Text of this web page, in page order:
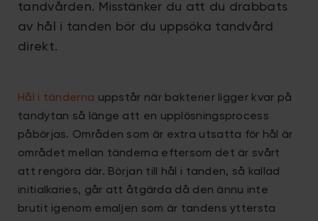
tandvården. Misstänker du att du drabbats
av hål i tanden bör du uppsöka tandvård
direkt.
Hål i tänderna uppstår när bakterier ligger kvar på
tandytan så länge att en upplösningsprocess
påbörjas. Områden som är extra utsatta för hål är
området mellan tänderna eftersom det är svårt
att rengöra där. Början till hål i tanden, så kallad
initialkaries, går att åtgärda då den ännu inte
brutit igenom emaljen som är tandens yttersta